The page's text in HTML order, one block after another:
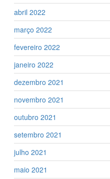
abril 2022
março 2022
fevereiro 2022
janeiro 2022
dezembro 2021
novembro 2021
outubro 2021
setembro 2021
julho 2021
maio 2021